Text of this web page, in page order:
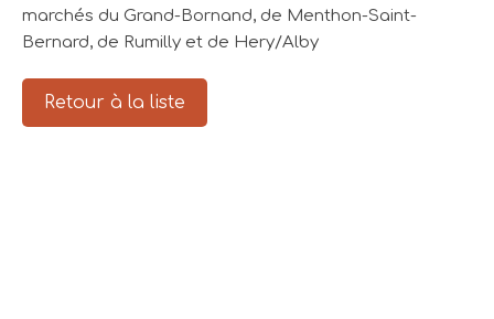
marchés du Grand-Bornand, de Menthon-Saint-
Bernard, de Rumilly et de Hery/Alby
Retour à la liste